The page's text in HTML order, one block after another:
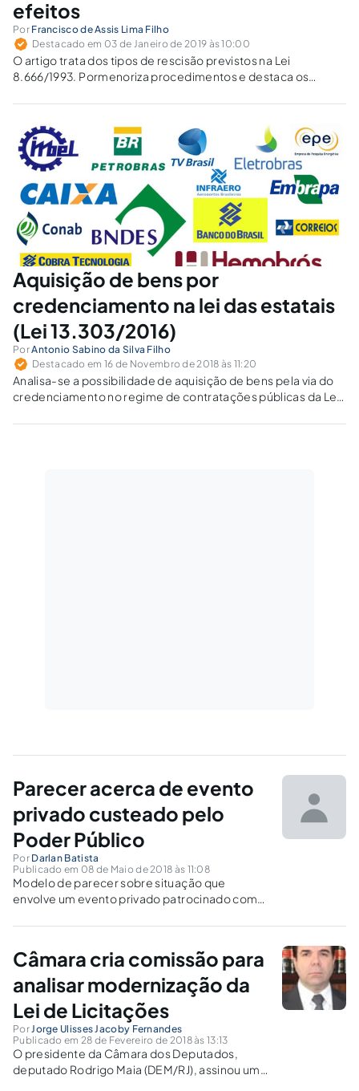
efeitos
Por Francisco de Assis Lima Filho
Destacado em 03 de Janeiro de 2019 às 10:00
O artigo trata dos tipos de rescisão previstos na Lei
8.666/1993. Pormenoriza procedimentos e destaca os
gestores públicos que precisam estabelecer rotinas.
Aquisição de bens por
credenciamento na lei das estatais
(Lei 13.303/2016)
PorAntonio Sabino da Silva Filho
Destacado em 16 de Novembro de 2018 às 11:20
Analisa-se a possibilidade de aquisição de bens pela via do
credenciamento no regime de contratações públicas da Lei
Parecer acerca de evento
privado custeado pelo
Poder Público
Por Darlan Batista
Publicado em 08 de Maio de 2018 às 11:08
Modelo de parecer sobre situação que
envolve um evento privado patrocinado com
a cobrança de ingressos.
Câmara cria comissão para
analisar modernização da
Lei de Licitações
PorJorge Ulisses Jacoby Fernandes
Publicado em 28 de Fevereiro de 2018 às 13:13
O presidente da Câmara dos Deputados,
deputado Rodrigo Maia (DEM/RJ), assinou um